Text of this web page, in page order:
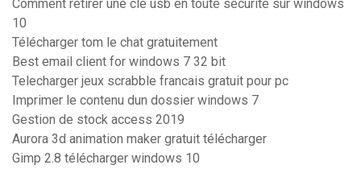
Comment retirer une clé usb en toute sécurité sur windows
10
Télécharger tom le chat gratuitement
Best email client for windows 7 32 bit
Telecharger jeux scrabble francais gratuit pour pc
Imprimer le contenu dun dossier windows 7
Gestion de stock access 2019
Aurora 3d animation maker gratuit télécharger
Gimp 2.8 télécharger windows 10